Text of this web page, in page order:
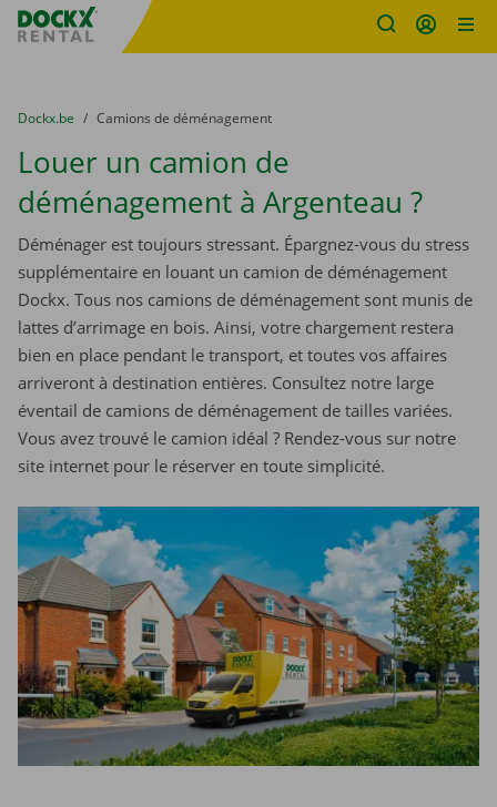
sitename
You are here:
du
Dockx.be to
Camions de déménagement
Louer un camion de
déménagement à Argenteau ?
Déménager est toujours stressant. Épargnez-vous du stress
supplémentaire en louant un camion de déménagement
Dockx. Tous nos camions de déménagement sont munis de
lattes d’arrimage en bois. Ainsi, votre chargement restera
bien en place pendant le transport, et toutes vos affaires
arriveront à destination entières. Consultez notre large
éventail de camions de déménagement de tailles variées.
Vous avez trouvé le camion idéal ? Rendez-vous sur notre
site internet pour le réserver en toute simplicité.